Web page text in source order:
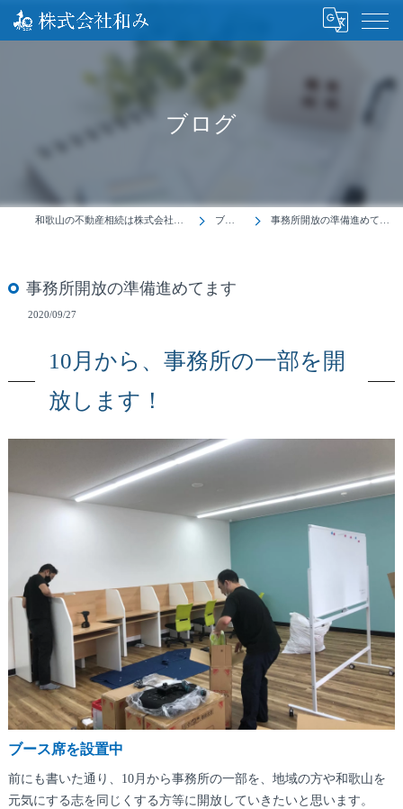
ブログ
ブログ 事務所開放の準備進めてます
事務所開放の準備進めてます
2020/09/27
10月から、事務所の一部を開
放します！
ブース席を設置中
前にも書いた通り、10月から事務所の一部を、地域の方や和歌山を
元気にする志を同じくする方等に開放していきたいと思います。